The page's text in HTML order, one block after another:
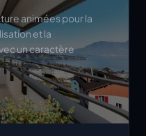
animées pour la
et la
un caractère